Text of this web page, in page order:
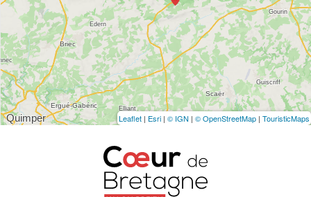
Leaflet | Esri | © IGN | © OpenStreetMap | TouristicMaps